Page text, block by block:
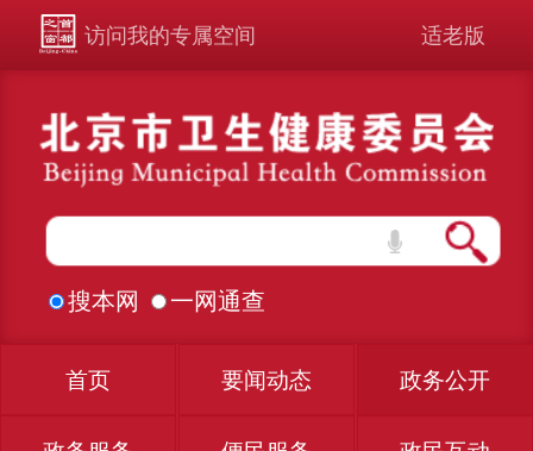
访问我的专属空间 适老版
搜本网 一网通查
首页 要闻动态 政务公开